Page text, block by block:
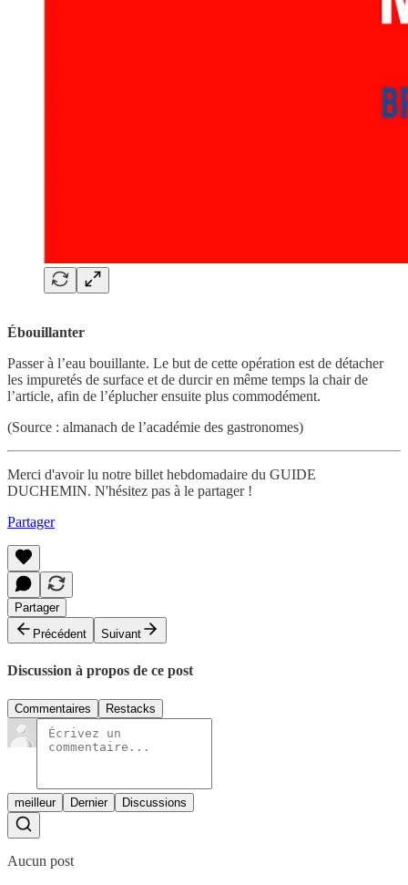
Ébouillanter
Passer à l’eau bouillante. Le but de cette opération est de détacher
les impuretés de surface et de durcir en même temps la chair de
l’article, afin de l’éplucher ensuite plus commodément.
(Source : almanach de l’académie des gastronomes)
Merci d'avoir lu notre billet hebdomadaire du GUIDE
DUCHEMIN. N'hésitez pas à le partager !
Partager
Partager
Précédent
Suivant
Discussion à propos de ce post
Commentaires Restacks
meilleur Dernier Discussions
Aucun post